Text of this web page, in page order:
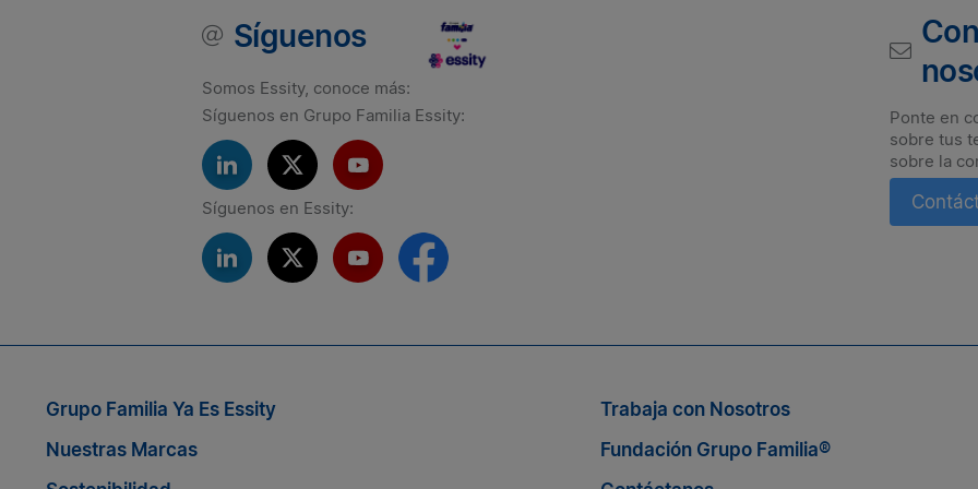
Síguenos
Somos Essity, conoce más:
Síguenos en Grupo Familia Essity:
Síguenos en Essity:
Ponte en
sobre tus
sobre la
Grupo Familia Ya Es Essity
Nuestras Marcas
Trabaja con Nosotros
Fundación Grupo Familia®